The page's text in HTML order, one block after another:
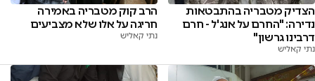
הצדיק מטבריה בהתבטאות
נדירה: "החרם על אנג'ל - חרם
דרבינו גרשון"
נתי קאליש
הרב קוק מטבריה באמירה
חריגה על אלו שלא מצביעים
נתי קאליש